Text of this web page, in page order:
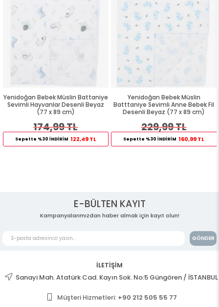
Yenidoğan Bebek Müslin Battaniye
Sevimli Hayvanlar Desenli Beyaz
(77 x 89 cm)
174,99 TL
Sepette %30 İNDİRİM 122,49 TL
Yenidoğan Bebek Müslin
Batttaniye Sevimli Anne Bebek Fil
Desenli Beyaz (77 x 89 cm)
229,99 TL
Sepette %30 İNDİRİM 160,99 TL
E-BÜLTEN KAYIT
Kampanyalarımızdan haber almak için kayıt olun!
GÖNDER
İLETİŞİM
Sanayi Mah. Atatürk Cad. Kayın Sok. No:5 Güngören / İSTANBUL
Müşteri Hizmetleri: +90 212 505 55 77